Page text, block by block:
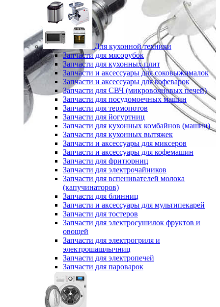
Для кухонной техники
Запчасти для мясорубок
Запчасти для кухонных плит
Запчасти и аксессуары для соковыжималок
Запчасти и аксессуары для кофеварок
Запчасти для СВЧ (микроволновых печей)
Запчасти для посудомоечных машин
Запчасти для термопотов
Запчасти для йогуртниц
Запчасти для кухонных комбайнов (машин)
Запчасти для кухонных вытяжек
Запчасти и аксессуары для миксеров
Запчасти и аксессуары для кофемашин
Запчасти для фритюрниц
Запчасти для электрочайников
Запчасти для вспенивателей молока
(капучинаторов)
Запчасти для блинниц
Запчасти и аксессуары для мультипекарей
Запчасти для тостеров
Запчасти для электросушилок фруктов и
овощей
Запчасти для электрогриля и
электрошашлычниц
Запчасти для электропечей
Запчасти для пароварок